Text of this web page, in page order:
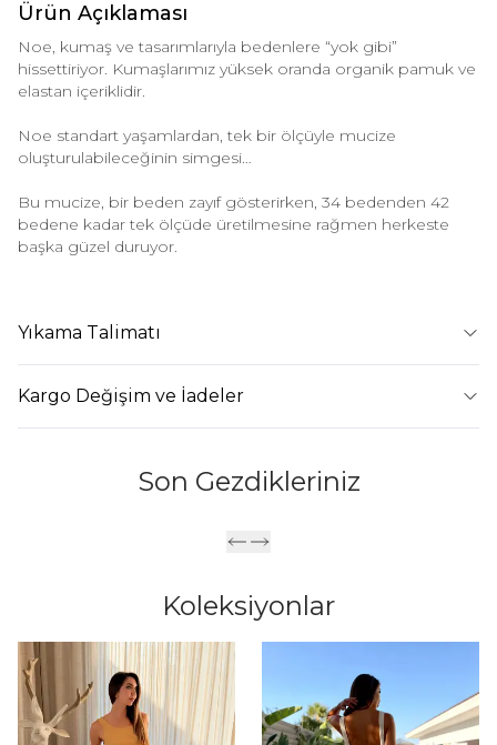
Ürün Açıklaması
Noe, kumaş ve tasarımlarıyla bedenlere “yok gibi”
hissettiriyor. Kumaşlarımız yüksek oranda organik pamuk ve
elastan içeriklidir.
Noe standart yaşamlardan, tek bir ölçüyle mucize
oluşturulabileceğinin simgesi…
Bu mucize, bir beden zayıf gösterirken, 34 bedenden 42
bedene kadar tek ölçüde üretilmesine rağmen herkeste
başka güzel duruyor.
Yıkama Talimatı
Kargo Değişim ve İadeler
Son Gezdikleriniz
Koleksiyonlar